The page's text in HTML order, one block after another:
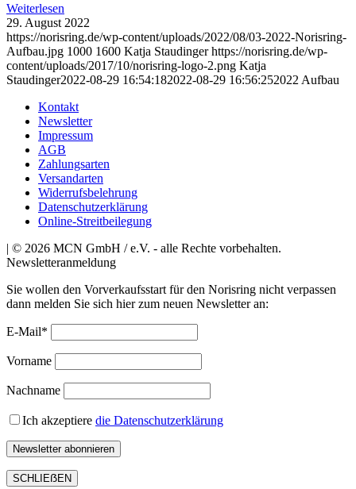
Weiterlesen
29. August 2022
https://norisring.de/wp-content/uploads/2022/08/03-2022-Norisring-
Aufbau.jpg 1000 1600 Katja Staudinger https://norisring.de/wp-
content/uploads/2017/10/norisring-logo-2.png Katja
Staudinger2022-08-29 16:54:182022-08-29 16:56:252022 Aufbau
Kontakt
Newsletter
Impressum
AGB
Zahlungsarten
Versandarten
Widerrufsbelehrung
Datenschutzerklärung
Online-Streitbeilegung
| © 2026 MCN GmbH / e.V. - alle Rechte vorbehalten.
Newsletteranmeldung
Sie wollen den Vorverkaufsstart für den Norisring nicht verpassen
dann melden Sie sich hier zum neuen Newsletter an:
E-Mail*
Vorname
Nachname
Ich akzeptiere die Datenschutzerklärung
SCHLIEẞEN